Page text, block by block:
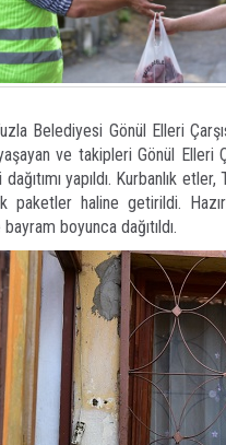
Belediyesi Gönül Elleri
ve takipleri Gönül Elleri
yapıldı. Kurbanlık
paketler haline getirildi.
boyunca dağıtıldı.